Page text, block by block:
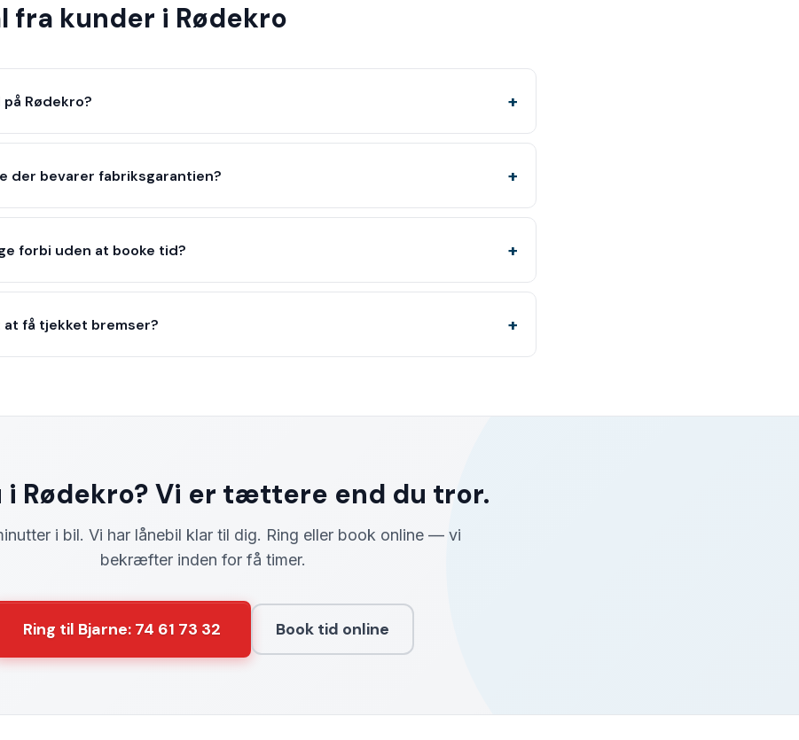
fra kunder i Rødekro
Rødekro?
der bevarer fabriksgarantien?
forbi uden at booke tid?
få tjekket bremser?
i Rødekro? Vi er tættere end du tror.
i bil. Vi har lånebil klar til dig. Ring eller book online — vi
bekræfter inden for få timer.
Ring til Bjarne: 74 61 73 32 Book tid online